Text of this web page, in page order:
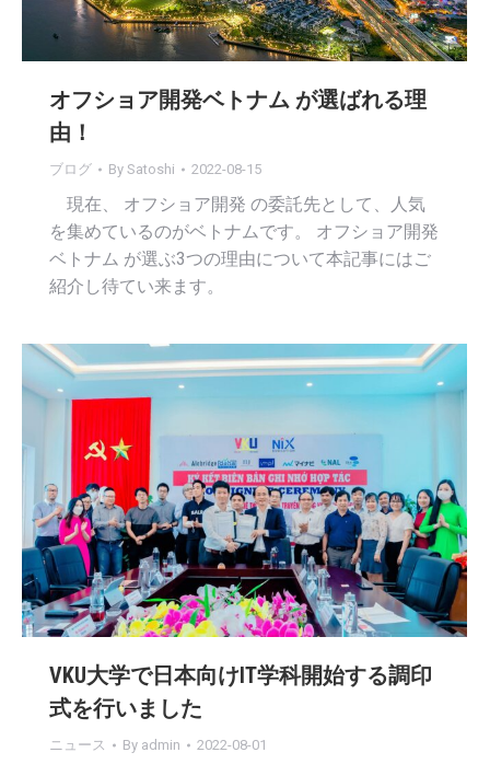
オフショア開発ベトナム が選ばれる理
由！
ブログ By Satoshi 2022-08-15
現在、 オフショア開発 の委託先として、人気
を集めているのがベトナムです。 オフショア開発
ベトナム が選ぶ3つの理由について本記事にはご
紹介し待てい来ます。
VKU大学で日本向けIT学科開始する調印
式を行いました
ニュース By admin 2022-08-01